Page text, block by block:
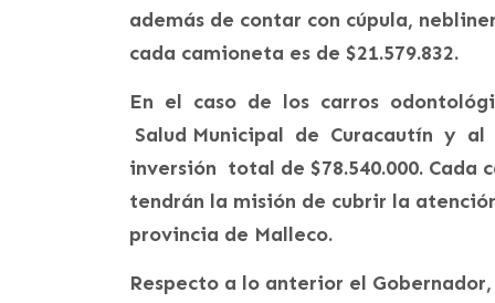
además de contar con cúpula,
cada camioneta es de $21.579.832.
En el caso de los carros
Salud Municipal de Curacautín y
inversión total de $78.540.000.
tendrán la misión de cubrir la
provincia de Malleco.
Respecto a lo anterior el